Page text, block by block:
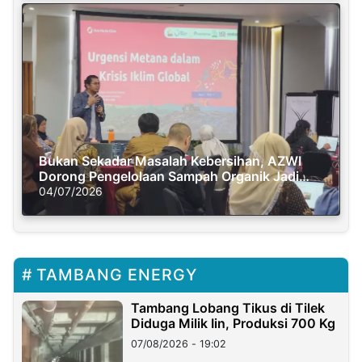
Bukan Sekadar Masalah Kebersihan, AZWI
Dorong Pengelolaan Sampah Organik Jadi
Solusi Krisis Iklim
04/07/2026
TAMBANG ENERGY
Tambang Lobang Tikus di Tilek
Diduga Milik Iin, Produksi 700 Kg
07/08/2026 - 19:02